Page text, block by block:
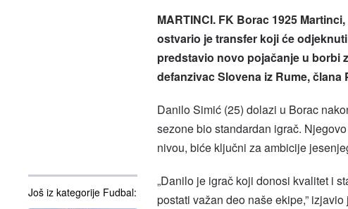
Još iz kategorije Fudbal:
MARTINCI. FK Borac 1925
ostvario je transfer koji će
predstavio novo pojačanje u borbi
defanzivac Slovena iz Rume,
Danilo Simić (25) dolazi u Borac
sezone bio standardan igrač.
nivou, biće ključni za ambicije
„Danilo je igrač koji donosi kvalitet i
postati važan deo naše ekipe,”